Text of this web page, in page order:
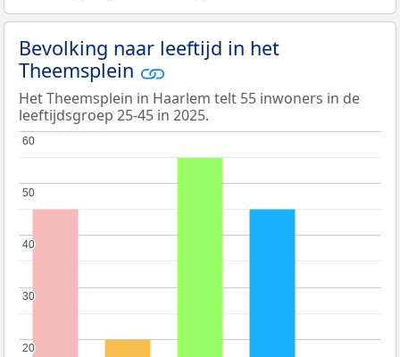
Bevolking naar leeftijd in het
Theemsplein
Het Theemsplein in Haarlem telt 55 inwoners in de
leeftijdsgroep 25-45 in 2025.
20
20
30
30
40
40
50
50
60
60